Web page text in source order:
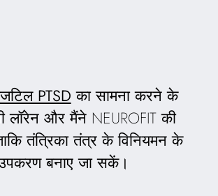
जटिल PTSD का सामना करने के
लॉरेन और मैंने NEUROFIT की
तंत्रिका तंत्र के विनियमन के
उपकरण बनाए जा सकें।